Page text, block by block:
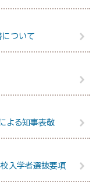
について
よる知事表敬
入学者選抜要項